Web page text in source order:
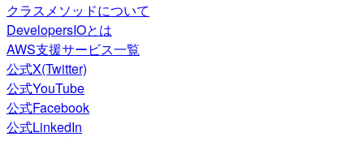
クラスメソッドについて
DevelopersIOとは
AWS支援サービス一覧
公式X(Twitter)
公式YouTube
公式Facebook
公式LinkedIn